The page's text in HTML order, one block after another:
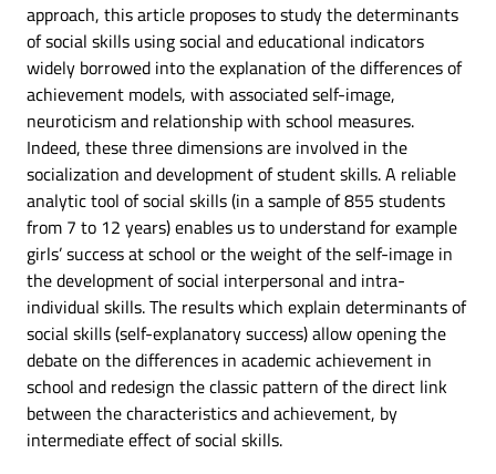
approach, this article proposes to study the determinants
of social skills using social and educational indicators
widely borrowed into the explanation of the differences of
achievement models, with associated self-image,
neuroticism and relationship with school measures.
Indeed, these three dimensions are involved in the
socialization and development of student skills. A reliable
analytic tool of social skills (in a sample of 855 students
from 7 to 12 years) enables us to understand for example
girls’ success at school or the weight of the self-image in
the development of social interpersonal and intra-
individual skills. The results which explain determinants of
social skills (self-explanatory success) allow opening the
debate on the differences in academic achievement in
school and redesign the classic pattern of the direct link
between the characteristics and achievement, by
intermediate effect of social skills.